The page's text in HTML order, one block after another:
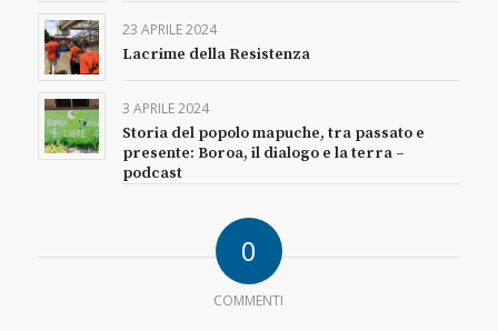
23 APRILE 2024
Lacrime della Resistenza
3 APRILE 2024
Storia del popolo mapuche, tra passato e
presente: Boroa, il dialogo e la terra –
podcast
0
COMMENTI